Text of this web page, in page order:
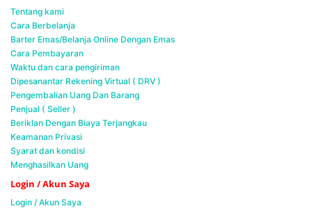
Tentang kami
Cara Berbelanja
Barter Emas/Belanja Online Dengan Emas
Cara Pembayaran
Waktu dan cara pengiriman
Dipesanantar Rekening Virtual ( DRV )
Pengembalian Uang Dan Barang
Penjual ( Seller )
Beriklan Dengan Biaya Terjangkau
Keamanan Privasi
Syarat dan kondisi
Menghasilkan Uang
Login / Akun Saya
Login / Akun Saya